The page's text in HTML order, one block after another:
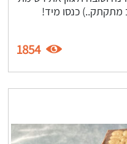
מתקתק..) כנסו מיד!
1854